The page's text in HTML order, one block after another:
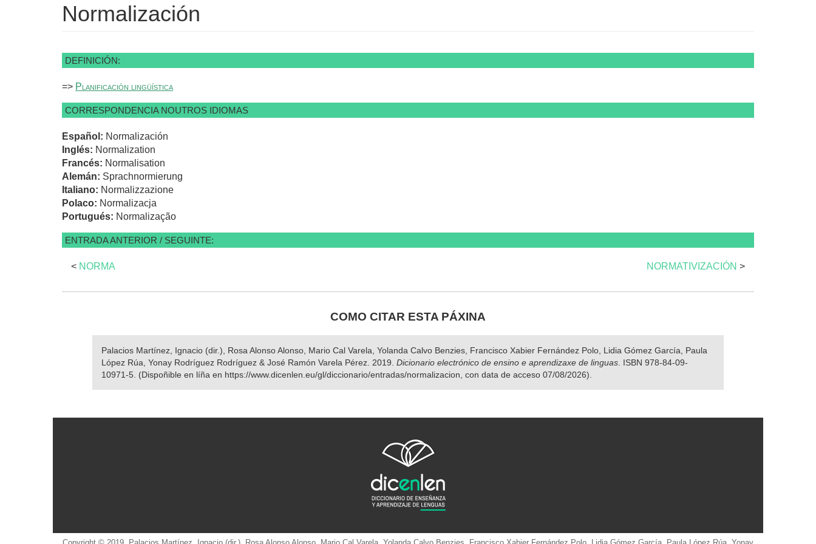
Normalización
DEFINICIÓN:
=> Planificación lingüística
CORRESPONDENCIA NOUTROS IDIOMAS
Español: Normalización
Inglés: Normalization
Francés: Normalisation
Alemán: Sprachnormierung
Italiano: Normalizzazione
Polaco: Normalizacja
Portugués: Normalização
ENTRADA ANTERIOR / SEGUINTE:
< NORMA NORMATIVIZACIÓN >
COMO CITAR ESTA PÁXINA
Palacios Martínez, Ignacio (dir.), Rosa Alonso Alonso, Mario Cal Varela, Yolanda Calvo Benzies, Francisco Xabier Fernández Polo, Lidia Gómez García, Paula
López Rúa, Yonay Rodríguez Rodríguez & José Ramón Varela Pérez. 2019. Dicionario electrónico de ensino e aprendizaxe de linguas . ISBN 978-84-09-
10971-5. (Dispoñible en líña en https://www.dicenlen.eu/gl/diccionario/entradas/normalizacion, con data de acceso 07/08/2026).